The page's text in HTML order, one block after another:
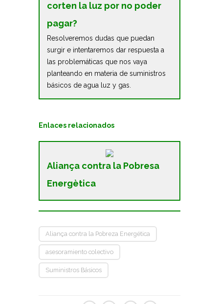
corten la luz por no poder
pagar?
Resolveremos dudas que puedan
surgir e intentaremos dar respuesta a
las problemáticas que nos vaya
planteando en materia de suministros
básicos de agua luz y gas.
Enlaces relacionados
Aliança contra la Pobresa
Energètica
Aliança contra la Pobreza Energética
asesoramiento colectivo
Suministros Básicos